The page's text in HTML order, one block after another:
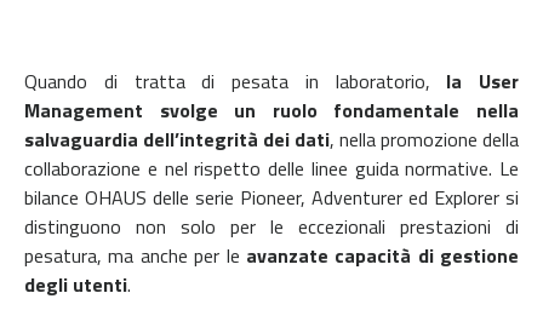
Quando di tratta di pesata in laboratorio, la User
Management svolge un ruolo fondamentale nella
salvaguardia dell’integrità dei dati, nella promozione della
collaborazione e nel rispetto delle linee guida normative. Le
bilance OHAUS delle serie Pioneer, Adventurer ed Explorer si
distinguono non solo per le eccezionali prestazioni di
pesatura, ma anche per le avanzate capacità di gestione
degli utenti.